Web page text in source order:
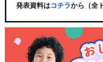
発表資料はコチラから（全